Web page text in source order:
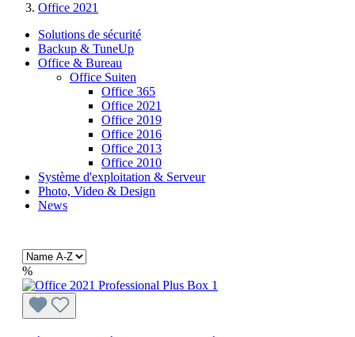
Office 2021
Solutions de sécurité
Backup & TuneUp
Office & Bureau
Office Suiten
Office 365
Office 2021
Office 2019
Office 2016
Office 2013
Office 2010
Système d'exploitation & Serveur
Photo, Video & Design
News
%